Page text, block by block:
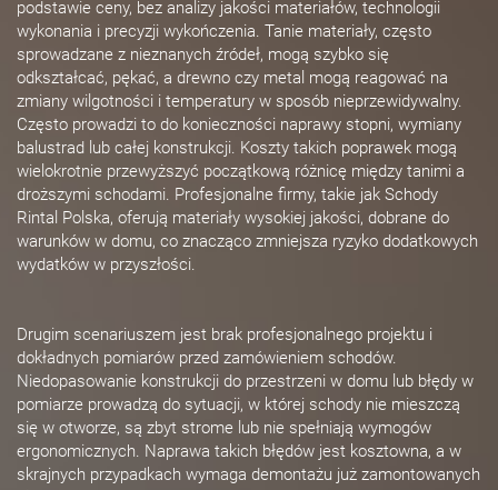
podstawie ceny, bez analizy jakości materiałów, technologii
wykonania i precyzji wykończenia. Tanie materiały, często
sprowadzane z nieznanych źródeł, mogą szybko się
odkształcać, pękać, a drewno czy metal mogą reagować na
zmiany wilgotności i temperatury w sposób nieprzewidywalny.
Często prowadzi to do konieczności naprawy stopni, wymiany
balustrad lub całej konstrukcji. Koszty takich poprawek mogą
wielokrotnie przewyższyć początkową różnicę między tanimi a
droższymi schodami. Profesjonalne firmy, takie jak Schody
Rintal Polska, oferują materiały wysokiej jakości, dobrane do
warunków w domu, co znacząco zmniejsza ryzyko dodatkowych
wydatków w przyszłości.
Drugim scenariuszem jest brak profesjonalnego projektu i
dokładnych pomiarów przed zamówieniem schodów.
Niedopasowanie konstrukcji do przestrzeni w domu lub błędy w
pomiarze prowadzą do sytuacji, w której schody nie mieszczą
się w otworze, są zbyt strome lub nie spełniają wymogów
ergonomicznych. Naprawa takich błędów jest kosztowna, a w
skrajnych przypadkach wymaga demontażu już zamontowanych